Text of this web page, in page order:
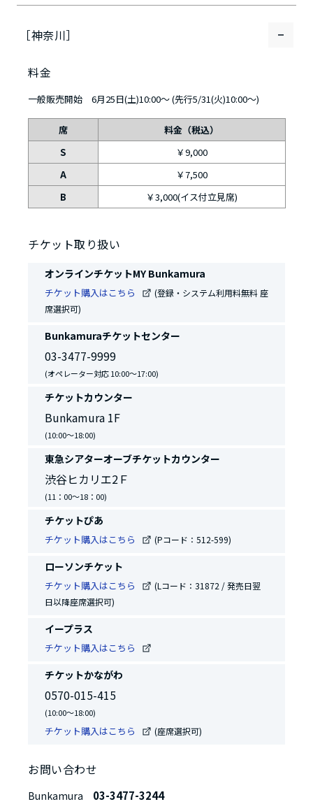
［神奈川］
料金
一般販売開始 6月25日(土)10:00～ (先行5/31(火)10:00～)
席
S
A
B
料金（税込）
￥9,000
￥7,500
￥3,000(イス付立見席)
チケット取り扱い
オンラインチケットMY Bunkamura
チケット購入はこちら
(登録・システム利用料無料 座
席選択可)
Bunkamuraチケットセンター
03-3477-9999
(オペレーター対応 10:00～17:00)
チケットカウンター
Bunkamura 1F
(10:00～18:00)
東急シアターオーブチケットカウンター
渋谷ヒカリエ2Ｆ
(11：00～18：00)
チケットぴあ
チケット購入はこちら (Pコード：512-599)
ローソンチケット
チケット購入はこちら
(Lコード：31872 / 発売日翌
日以降座席選択可)
イープラス
チケット購入はこちら
チケットかながわ
0570-015-415
(10:00～18:00)
チケット購入はこちら (座席選択可)
お問い合わせ
Bunkamura 03-3477-3244